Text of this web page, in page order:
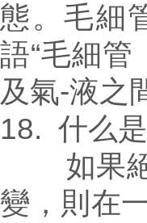
態。毛細
語“毛細
及氣-液之
18. 什么
如果絕
變，則在